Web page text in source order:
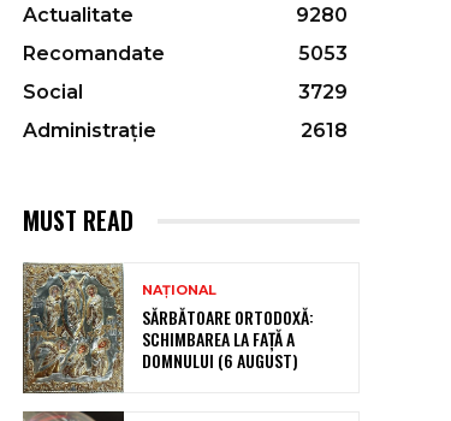
Actualitate
9280
Recomandate
5053
Social
3729
Administrație
2618
MUST READ
NAȚIONAL
SĂRBĂTOARE ORTODOXĂ:
SCHIMBAREA LA FAȚĂ A
DOMNULUI (6 AUGUST)